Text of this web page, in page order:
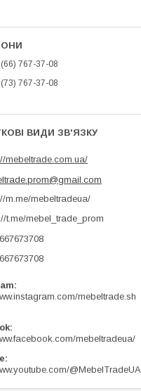
767-37-08
767-37-08
mebeltrade.com.ua/
m.me/mebeltradeua/
t.me/mebel_trade_prom
mebeltrade.sh
mebeltradeua/
@MebelTradeUA